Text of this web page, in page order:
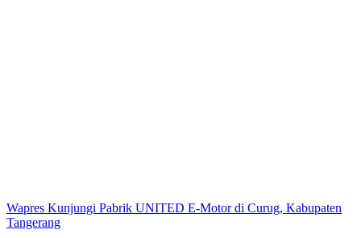
Wapres Kunjungi Pabrik UNITED E-Motor di Curug, Kabupaten
Tangerang